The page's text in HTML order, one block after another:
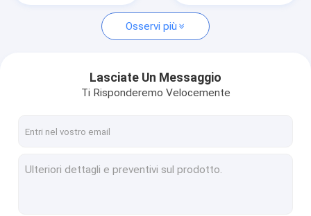
Portamento lineare della fianchetta
Cuscinetto lineare di ritenuta in acciaio
Portamento lineare medio
Osservi più
Lasciate Un Messaggio
Ti Risponderemo Velocemente